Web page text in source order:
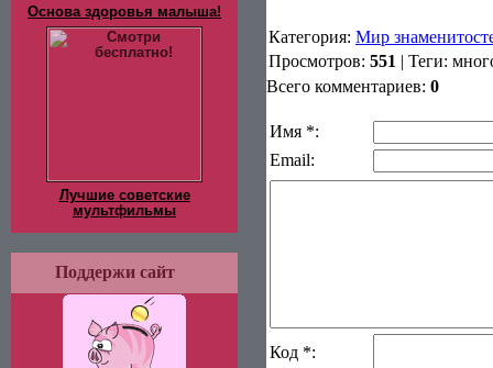
Основа здоровья малыша!
Лучшие советские
мультфильмы
Поддержи сайт
Категория: Мир
Просмотров: 551 | Теги:
Всего комментариев: 0
Имя *:
Email:
Код *: